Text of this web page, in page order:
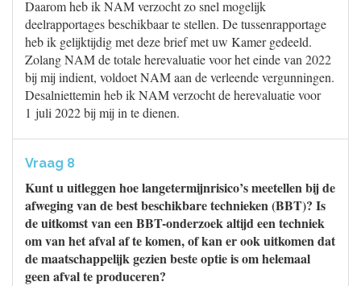
Daarom heb ik NAM verzocht zo snel mogelijk
deelrapportages beschikbaar te stellen. De tussenrapportage
heb ik gelijktijdig met deze brief met uw Kamer gedeeld.
Zolang NAM de totale herevaluatie voor het einde van 2022
bij mij indient, voldoet NAM aan de verleende vergunningen.
Desalniettemin heb ik NAM verzocht de herevaluatie voor
1 juli 2022 bij mij in te dienen.
Vraag 8
Kunt u uitleggen hoe langetermijnrisico’s meetellen bij de
afweging van de best beschikbare technieken (BBT)? Is
de uitkomst van een BBT-onderzoek altijd een techniek
om van het afval af te komen, of kan er ook uitkomen dat
de maatschappelijk gezien beste optie is om helemaal
geen afval te produceren?